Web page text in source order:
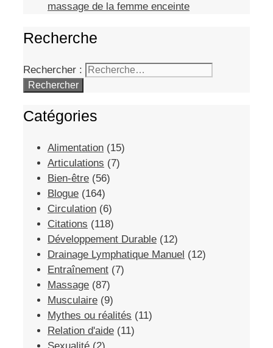
massage de la femme enceinte
Recherche
Rechercher :
Catégories
Alimentation (15)
Articulations (7)
Bien-être (56)
Blogue (164)
Circulation (6)
Citations (118)
Développement Durable (12)
Drainage Lymphatique Manuel (12)
Entraînement (7)
Massage (87)
Musculaire (9)
Mythes ou réalités (11)
Relation d'aide (11)